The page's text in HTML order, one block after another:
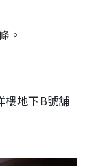
。
樓地下B號舖